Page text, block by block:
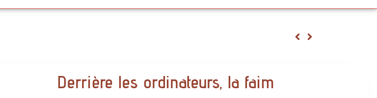
Derrière les ordinateurs, la faim